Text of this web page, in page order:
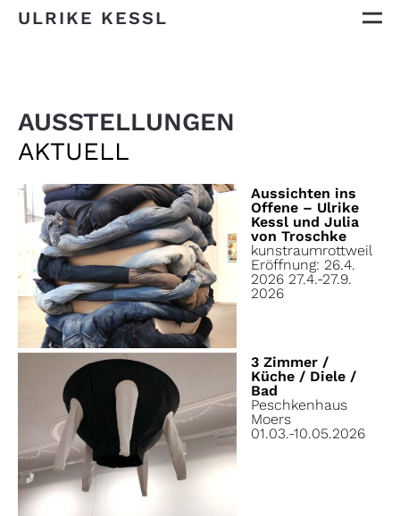
ULRIKE KESSL
AUSSTELLUNGEN
AKTUELL
Aussichten ins
Offene – Ulrike
Kessl und Julia
von Troschke
kunstraumrottweil
Eröffnung: 26.4.
2026 27.4.-27.9.
2026
3 Zimmer /
Küche / Diele /
Bad
Peschkenhaus
Moers
01.03.-10.05.2026